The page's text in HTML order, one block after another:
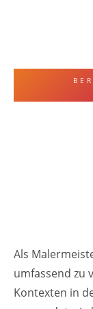
Als
umfassend zu
Kontexten in